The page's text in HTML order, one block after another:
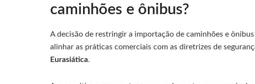
caminhões e ônibus?
A decisão de restringir a importação de caminhões e
alinhar as práticas comerciais com as diretrizes de
Eurasiática.